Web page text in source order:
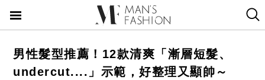
男性髮型推薦！12款清爽「漸層短髮、
undercut....」示範，好整理又顯帥～